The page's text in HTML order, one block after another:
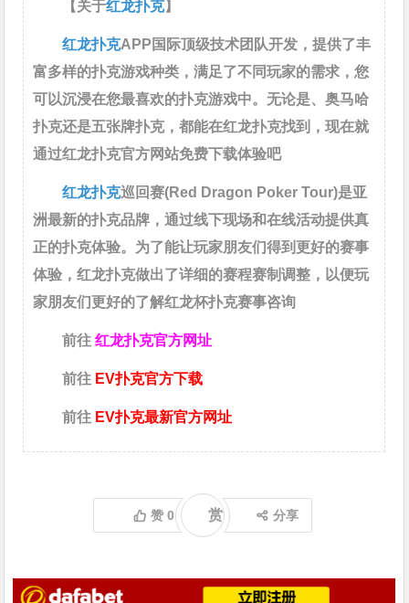
【关于红龙扑克】
红龙扑克APP国际顶级技术团队开发，提供了丰
富多样的扑克游戏种类，满足了不同玩家的需求，您
可以沉浸在您最喜欢的扑克游戏中。无论是、奥马哈
扑克还是五张牌扑克，都能在红龙扑克找到，现在就
通过红龙扑克官方网站免费下载体验吧
红龙扑克巡回赛​(Red Dragon Poker Tour)是亚
洲最新的扑克品牌，通过线下现场和在线活动提供真
正的扑克体验。为了能让玩家朋友们得到更好的赛事
体验，红龙扑克做出了详细的赛程赛制调整，以便玩
家朋友们更好的了解红龙杯扑克赛事咨询
前往红龙扑克官方网址
前往 EV扑克官方下载
前往 EV扑克最新官方网址
赞0 赏 分享